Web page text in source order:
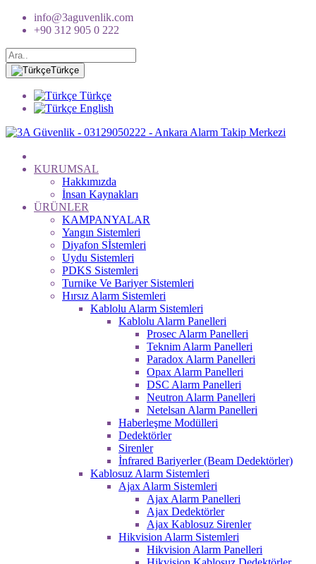
info@3aguvenlik.com
+90 312 905 0 222
Türkçe
Türkçe
English
KURUMSAL
Hakkımızda
İnsan Kaynakları
ÜRÜNLER
KAMPANYALAR
Yangın Sistemleri
Diyafon Sİstemleri
Uydu Sistemleri
PDKS Sistemleri
Turnike Ve Bariyer Sistemleri
Hırsız Alarm Sistemleri
Kablolu Alarm Sistemleri
Kablolu Alarm Panelleri
Prosec Alarm Panelleri
Teknim Alarm Panelleri
Paradox Alarm Panelleri
Opax Alarm Panelleri
DSC Alarm Panelleri
Neutron Alarm Panelleri
Netelsan Alarm Panelleri
Haberleşme Modülleri
Dedektörler
Sirenler
İnfrared Bariyerler (Beam Dedektörler)
Kablosuz Alarm Sistemleri
Ajax Alarm Sistemleri
Ajax Alarm Panelleri
Ajax Dedektörler
Ajax Kablosuz Sirenler
Hikvision Alarm Sistemleri
Hikvision Alarm Panelleri